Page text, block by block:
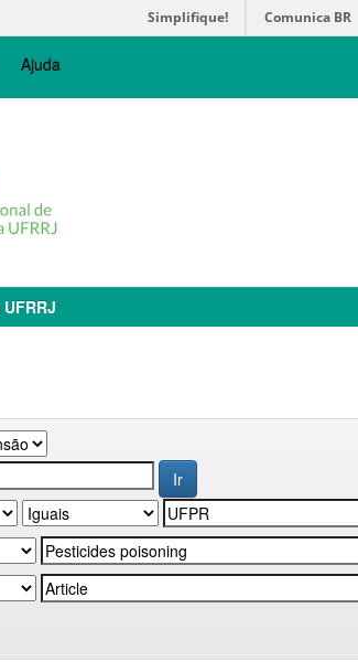
Simplifique! Comunica BR
Ajuda